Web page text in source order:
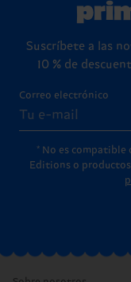
Suscríbete a las
10 % de
Correo electrónico
* No es compatible
Editions o